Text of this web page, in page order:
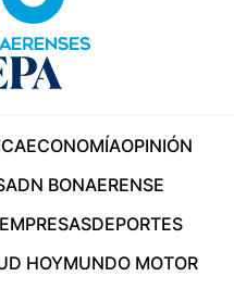
ECONOMÍAOPINIÓN
ADN BONAERENSE
DEPORTES
HOYMUNDO MOTOR